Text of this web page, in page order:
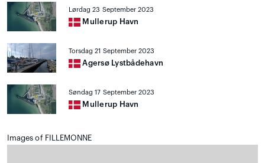
Lørdag 23 September 2023
Mullerup Havn
Torsdag 21 September 2023
Agersø Lystbådehavn
Søndag 17 September 2023
Mullerup Havn
Images of FILLEMONNE